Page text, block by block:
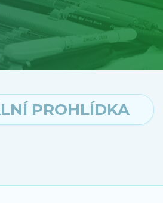
PROHLÍDKA